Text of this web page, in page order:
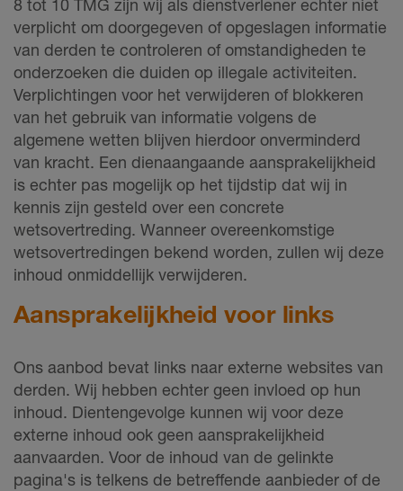
8 tot 10 TMG zijn wij als dienstverlener echter niet
verplicht om doorgegeven of opgeslagen informatie
van derden te controleren of omstandigheden te
onderzoeken die duiden op illegale activiteiten.
Verplichtingen voor het verwijderen of blokkeren
van het gebruik van informatie volgens de
algemene wetten blijven hierdoor onverminderd
van kracht. Een dienaangaande aansprakelijkheid
is echter pas mogelijk op het tijdstip dat wij in
kennis zijn gesteld over een concrete
wetsovertreding. Wanneer overeenkomstige
wetsovertredingen bekend worden, zullen wij deze
inhoud onmiddellijk verwijderen.
Aansprakelijkheid voor links
Ons aanbod bevat links naar externe websites van
derden. Wij hebben echter geen invloed op hun
inhoud. Dientengevolge kunnen wij voor deze
externe inhoud ook geen aansprakelijkheid
aanvaarden. Voor de inhoud van de gelinkte
pagina's is telkens de betreffende aanbieder of de